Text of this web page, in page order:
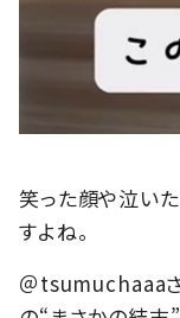
笑った顔や泣い
すよね。
＠tsumuchaaaさ